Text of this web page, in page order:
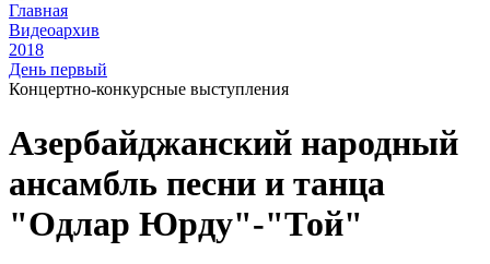
Главная
Видеоархив
2018
День первый
Концертно-конкурсные выступления
Азербайджанский народный
ансамбль песни и танца
"Одлар Юрду"-"Той"